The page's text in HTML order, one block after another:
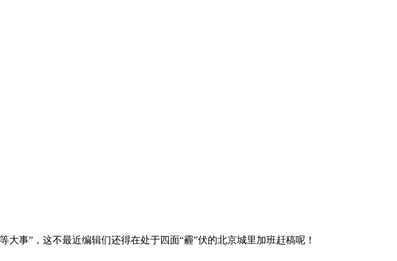
事”，这不最近编辑们还得在处于四面“霾”伏的北京城里加班赶稿呢！